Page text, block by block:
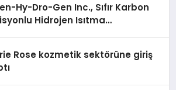
Hy-Dro-Gen Inc., Sıfır Karbon
Hidrojen Isıtma
Rose kozmetik sektörüne giriş